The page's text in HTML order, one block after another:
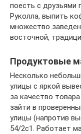
поесть с друзьями
Руколла, выпить
множество
восточной,
Продуктовые
Несколько
улицы с яркой
за качество
зайти в
улицы (напротив
54/2с1. Работает